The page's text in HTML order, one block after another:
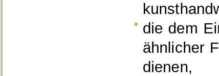
die dem
ähnlicher
dienen,